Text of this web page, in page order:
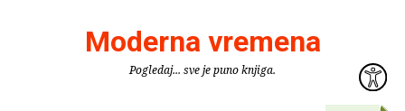
Moderna vremena
Pogledaj... sve je puno knjiga.